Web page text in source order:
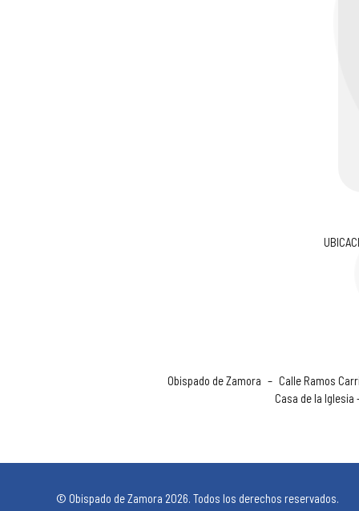
Obispado de Zamora – Calle Ramos
Casa de la Iglesia
© Obispado de Zamora 2026. Todos los derechos reservados.